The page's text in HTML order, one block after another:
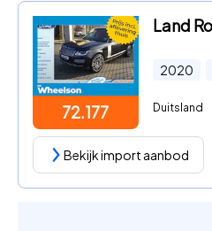
72.177
2020
Duitsland
Bekijk import aanbod